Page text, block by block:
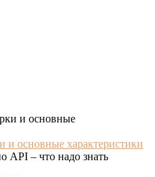
основные характеристики